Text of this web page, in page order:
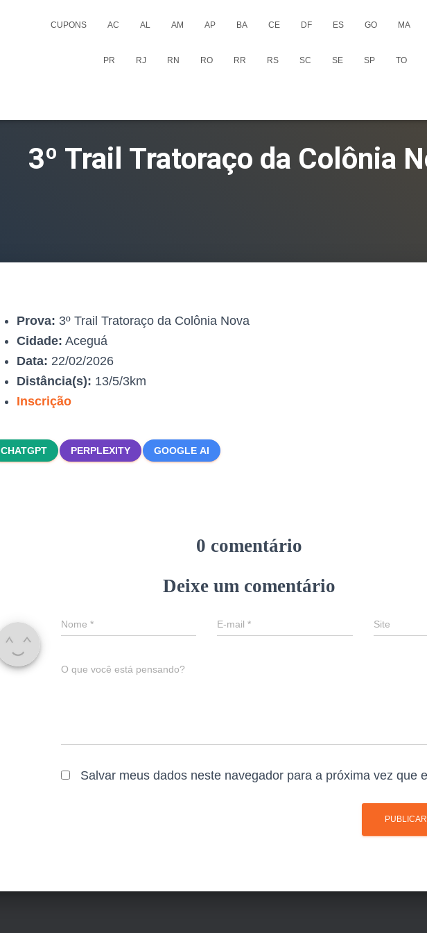
CUPONS AC AL AM AP BA CE DF ES GO MA
PR RJ RN RO RR RS SC SE SP TO
3º Trail Tratoraço da Colônia
Prova: 3º Trail Tratoraço da Colônia Nova
Cidade: Aceguá
Data: 22/02/2026
Distância(s): 13/5/3km
Inscrição
CHATGPT PERPLEXITY GOOGLE AI
0 comentário
Deixe um comentário
Nome * E-mail* Site
O que você está pensando?
Salvar meus dados neste navegador para a próxima vez que